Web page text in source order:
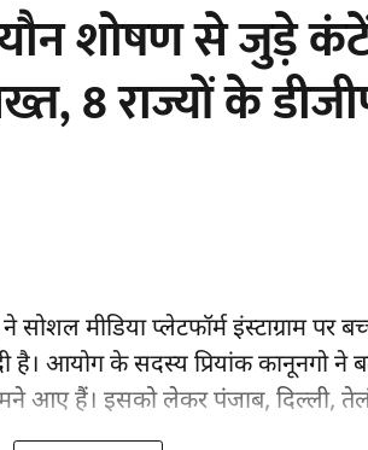
यौन शोषण से जुड़े
8 राज्यों के
ने सोशल मीडिया प्लेटफॉर्म इंस्टाग्राम पर
आयोग के सदस्य प्रियांक कानूनगो ने
आए हैं। इसको लेकर पंजाब, दिल्ली,